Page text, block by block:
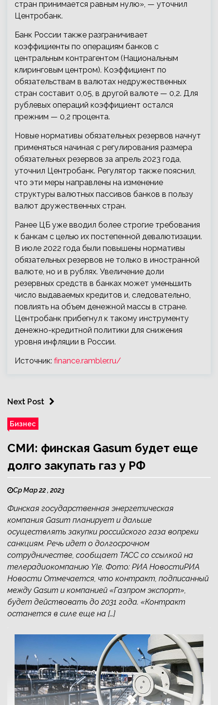
стран принимается равным нулю», — уточнил
Центробанк.
Банк России также разграничивает
коэффициенты по операциям банков с
центральным контрагентом (Национальным
клиринговым центром). Коэффициент по
обязательствам в валютах недружественных
стран составит 0,05, в другой валюте — 0,2. Для
рублевых операций коэффициент остался
прежним — 0,2 процента.
Новые нормативы обязательных резервов начнут
применяться начиная с регулирования размера
обязательных резервов за апрель 2023 года,
уточнил Центробанк. Регулятор также пояснил,
что эти меры направлены на изменение
структуры валютных пассивов банков в пользу
валют дружественных стран.
Ранее ЦБ уже вводил более строгие требования
к банкам с целью их постепенной девалютизации.
В июле 2022 года были повышены нормативы
обязательных резервов не только в иностранной
валюте, но и в рублях. Увеличение доли
резервных средств в банках может уменьшить
число выдаваемых кредитов и, следовательно,
повлиять на объем денежной массы в стране.
Центробанк прибегнул к такому инструменту
денежно-кредитной политики для снижения
уровня инфляции в России.
Источник: finance.rambler.ru/
Next Post
Бизнес
СМИ: финская Gasum будет еще
долго закупать газ у РФ
Ср Мар 22 , 2023
Финская государственная энергетическая
компания Gasum планирует и дальше
осуществлять закупки российского газа вопреки
санкциям. Речь идет о долгосрочном
сотрудничестве, сообщает ТАСС со ссылкой на
телерадиокомпанию Yle. Фото: РИА НовостиРИА
Новости Отмечается, что контракт, подписанный
между Gasum и компанией «Газпром экспорт»,
будет действовать до 2031 года. «Контракт
останется в силе еще на […]